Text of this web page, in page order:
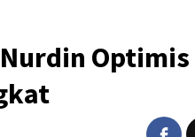
Optimis